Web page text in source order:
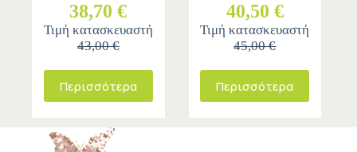
38,70 €
Τιμή κατασκευαστή
43,00 €
Περισσότερα
40,50 €
Τιμή κατασκευαστή
45,00 €
Περισσότερα